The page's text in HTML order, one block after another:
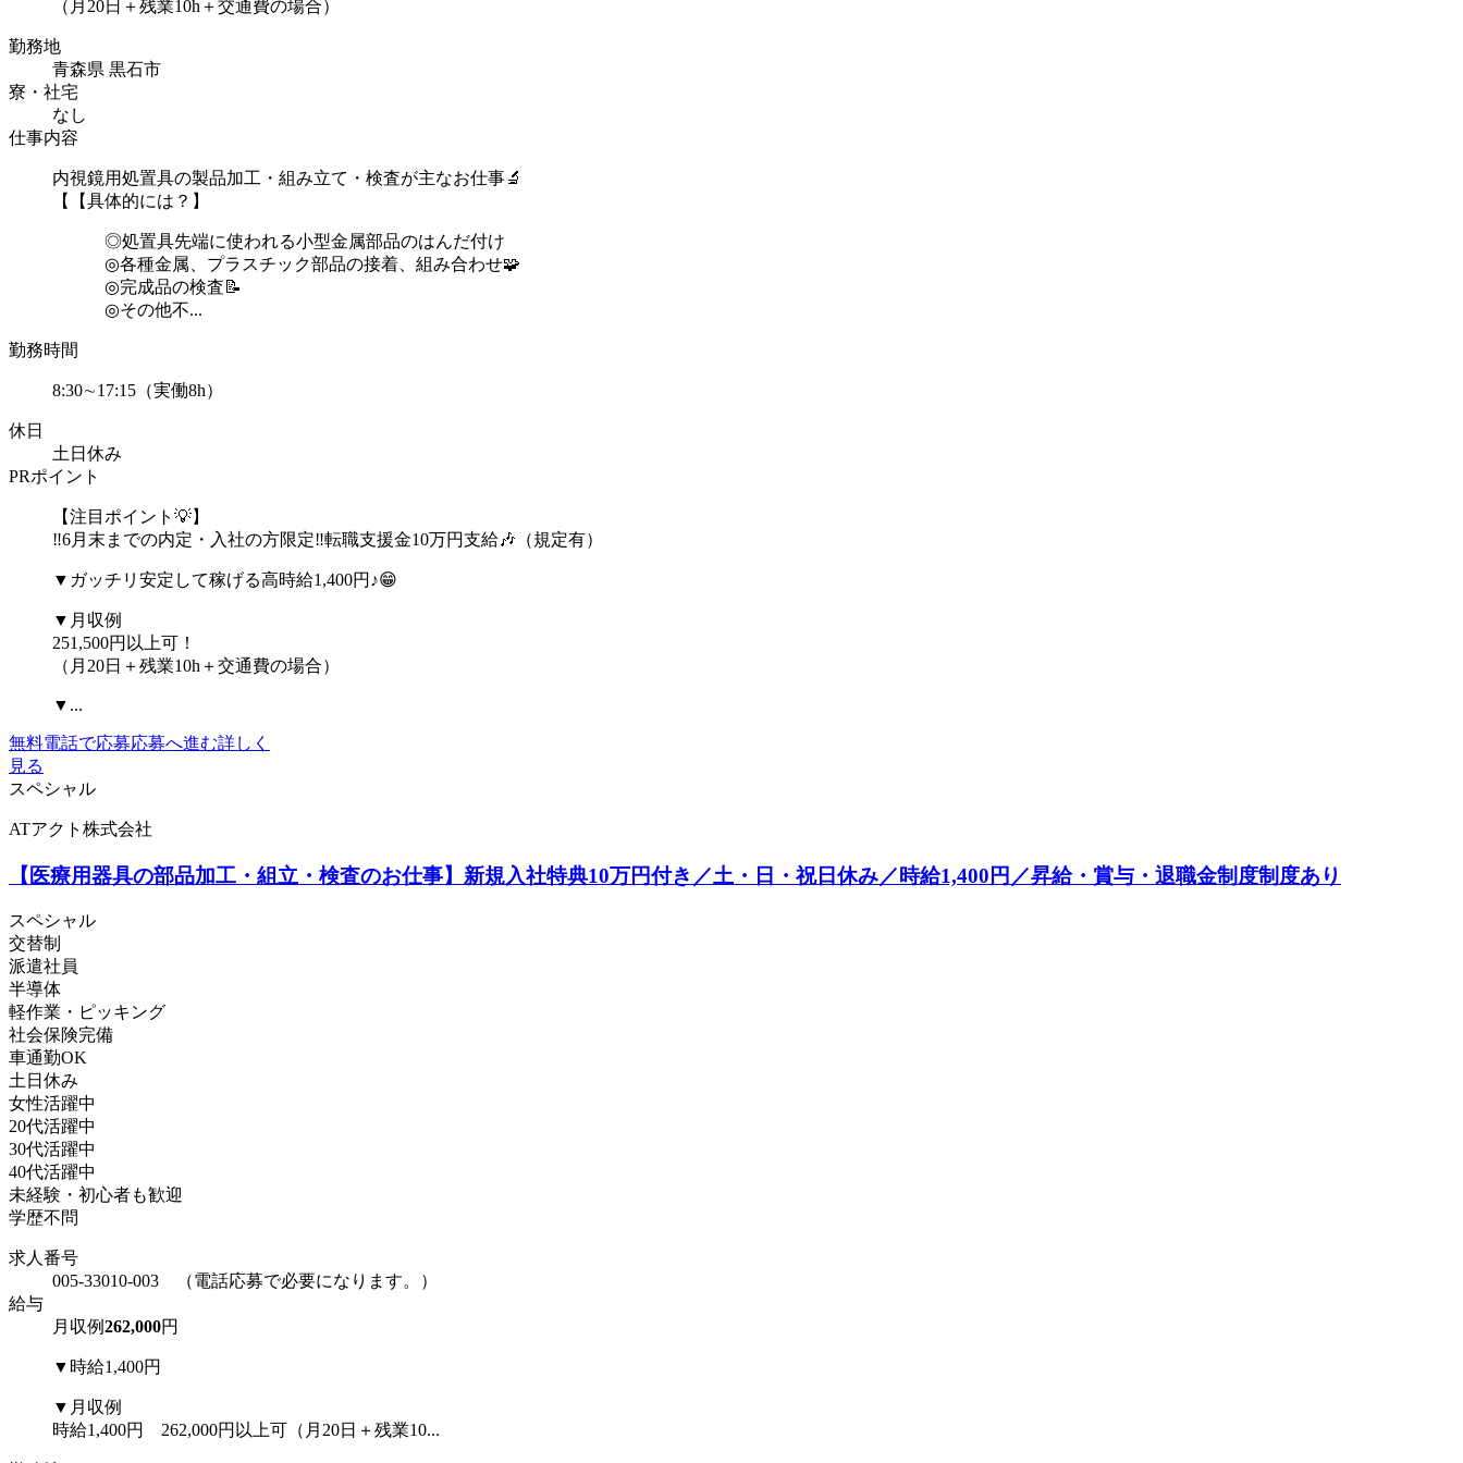
（月20日＋残業10h＋交通費の場合）
勤務地
青森県 黒石市
寮・社宅
なし
仕事内容
内視鏡用処置具の製品加工・組み立て・検査が主なお仕事🔬
【【具体的には？】
◎処置具先端に使われる小型金属部品のはんだ付け
◎各種金属、プラスチック部品の接着、組み合わせ🧩
◎完成品の検査📝
◎その他不...
勤務時間
8:30∼17:15（実働8h）
休日
土日休み
PRポイント
【注目ポイント💡】
‼️6月末までの内定・入社の方限定‼️転職支援金10万円支給🎶（規定有）
▼ガッチリ安定して稼げる高時給1,400円♪😁
▼月収例
251,500円以上可！
（月20日＋残業10h＋交通費の場合）
▼...
無料電話で応募応募へ進む詳しく
見る
スペシャル
ATアクト株式会社
【医療用器具の部品加工・組立・検査のお仕事】新規入社特典10万円付き／土・日・祝日休み／時給1,400円／昇給・賞与・退職金制度制度あり
スペシャル
交替制
派遣社員
半導体
軽作業・ピッキング
社会保険完備
車通勤OK
土日休み
女性活躍中
20代活躍中
30代活躍中
40代活躍中
未経験・初心者も歓迎
学歴不問
求人番号
005-33010-003 （電話応募で必要になります。）
給与
月収例262,000円
▼時給1,400円
▼月収例
時給1,400円 262,000円以上可（月20日＋残業10...